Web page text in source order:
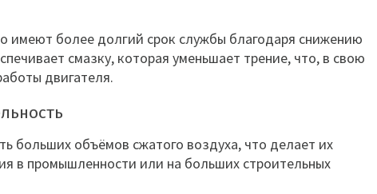
имеют более долгий срок службы благодаря снижению
смазку, которая уменьшает трение, что, в свою
двигателя.
больших объёмов сжатого воздуха, что делает их
в промышленности или на больших строительных